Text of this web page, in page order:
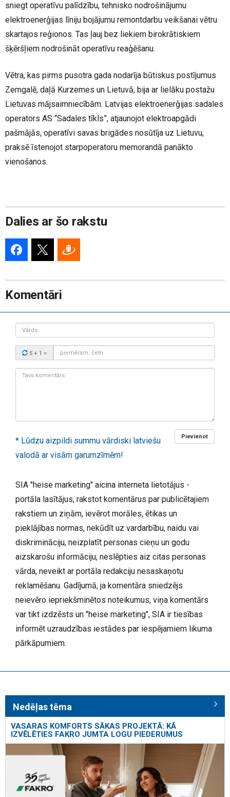
sniegt operatīvu palīdzību, tehnisko nodrošinājumu
elektroenerģijas līniju bojājumu remontdarbu veikšanai vētru
skartajos reģionos. Tas ļauj bez liekiem birokrātiskiem
šķēršļiem nodrošināt operatīvu reaģēšanu.
Vētra, kas pirms pusotra gada nodarīja būtiskus postījumus
Zemgalē, daļā Kurzemes un Lietuvā, bija ar lielāku postažu
Lietuvas mājsaimniecībām. Latvijas elektroenerģijas sadales
operators AS “Sadales tīkls”, atjaunojot elektroapgādi
pašmājās, operatīvi savas brigādes nosūtīja uz Lietuvu,
praksē īstenojot starpoperatoru memorandā panākto
vienošanos.
Dalies ar šo rakstu
Komentāri
Vārds
Drošības
kods:
5 + 1 =
Tavs
Pievienot
* Lūdzu aizpildi summu vārdiski latviešu
valodā ar visām garumzīmēm!
SIA "heise marketing" aicina interneta lietotājus -
portāla lasītājus, rakstot komentārus par publicētajiem
rakstiem un ziņām, ievērot morāles, ētikas un
pieklājības normas, nekūdīt uz vardarbību, naidu vai
diskrimināciju, neizplatīt personas cieņu un godu
aizskarošu informāciju, neslēpties aiz citas personas
vārda, neveikt ar portāla redakciju nesaskaņotu
reklamēšanu. Gadījumā, ja komentāra sniedzējs
neievēro iepriekšminētos noteikumus, viņa komentārs
var tikt izdzēsts un "heise marketing", SIA ir tiesības
informēt uzraudzības iestādes par iespējamiem likuma
pārkāpumiem.
Nedēļas tēma
VASARAS KOMFORTS SĀKAS PROJEKTĀ: KĀ
IZVĒLĒTIES FAKRO JUMTA LOGU PIEDERUMUS